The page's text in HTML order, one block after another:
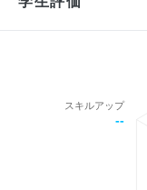
スキルアップ
--